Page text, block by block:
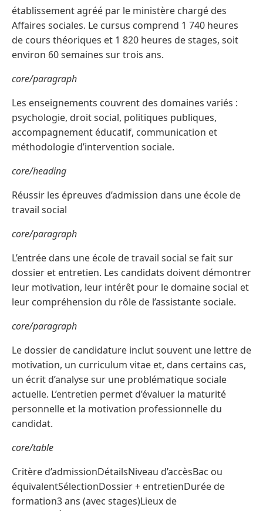
établissement agréé par le ministère chargé des
Affaires sociales. Le cursus comprend 1 740 heures
de cours théoriques et 1 820 heures de stages, soit
environ 60 semaines sur trois ans.
core/paragraph
Les enseignements couvrent des domaines variés :
psychologie, droit social, politiques publiques,
accompagnement éducatif, communication et
méthodologie d’intervention sociale.
core/heading
Réussir les épreuves d’admission dans une école de
travail social
core/paragraph
L’entrée dans une école de travail social se fait sur
dossier et entretien. Les candidats doivent démontrer
leur motivation, leur intérêt pour le domaine social et
leur compréhension du rôle de l’assistante sociale.
core/paragraph
Le dossier de candidature inclut souvent une lettre de
motivation, un curriculum vitae et, dans certains cas,
un écrit d’analyse sur une problématique sociale
actuelle. L’entretien permet d’évaluer la maturité
personnelle et la motivation professionnelle du
candidat.
core/table
Critère d’admissionDétailsNiveau d’accèsBac ou
équivalentSélectionDossier + entretienDurée de
formation3 ans (avec stages)Lieux de